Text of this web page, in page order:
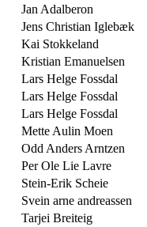
Jan Adalberon
Jens Christian Iglebæk
Kai Stokkeland
Kristian Emanuelsen
Lars Helge Fossdal
Lars Helge Fossdal
Lars Helge Fossdal
Mette Aulin Moen
Odd Anders Arntzen
Per Ole Lie Lavre
Stein-Erik Scheie
Svein arne andreassen
Tarjei Breiteig